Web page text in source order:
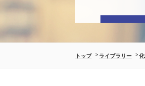
トップ ライブラリー